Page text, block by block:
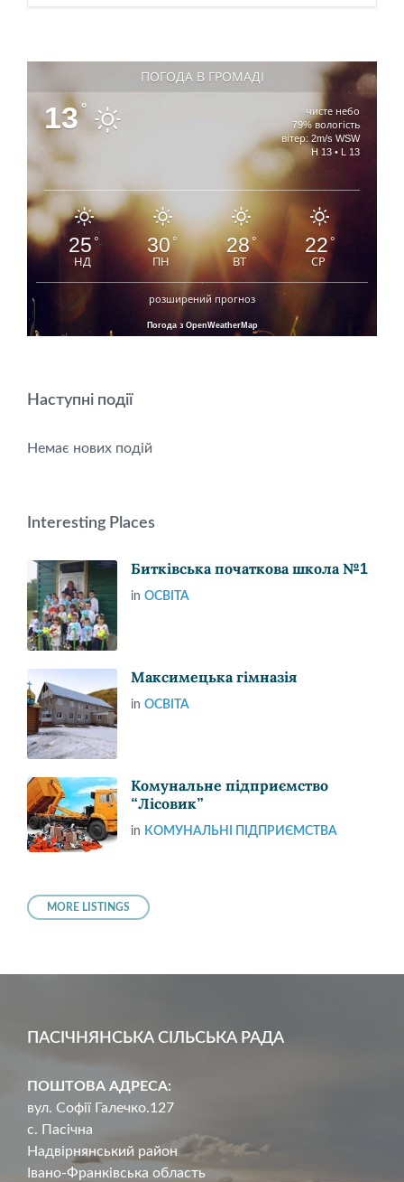
ПОГОДА В ГРОМАДІ
13°
чисте небо
79% вологість
вітер: 2m/s WSW
H 13 • L 13
25 °
НД
30°
ПН
28°
ВТ
22°
СР
розширений прогноз
Погода з OpenWeatherMap
Наступні події
Немає нових подій
Interesting Places
Битківська початкова школа №1
in ОСВІТА
Максимецька гімназія
in ОСВІТА
Комунальне підприємство
“Лісовик”
in КОМУНАЛЬНІ ПІДПРИЄМСТВА
MORE LISTINGS
ПАСІЧНЯНСЬКА СІЛЬСЬКА РАДА
ПОШТОВА АДРЕСА:
вул. Софії Галечко.127
с. Пасічна
Надвірнянський район
Івано-Франківська область